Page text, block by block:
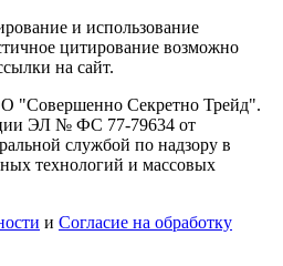
и использование
цитирование возможно
на сайт.
"Совершенно Секретно Трейд".
ЭЛ № ФС 77-79634 от
службой по надзору в
технологий и массовых
и Согласие на обработку